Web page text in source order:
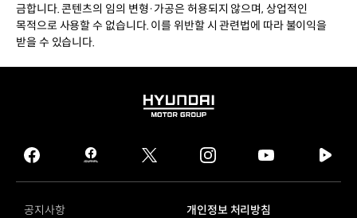
금합니다. 콘텐츠의 임의 변형·가공은 허용되지 않으며, 상업적인
목적으로 사용할 수 없습니다. 이를 위반할 시 관련법에 따라 불이익을
받을 수 있습니다.
HYUNDAI
GROUP
facebook
hmg
journal
twitter instagram
tv
공지사항
개인정보 처리방침